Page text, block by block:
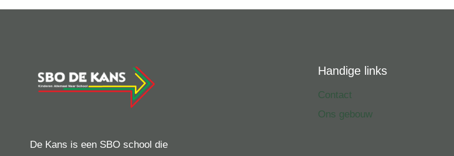
De Kans is een SBO school die
Handige links
Contact
Ons gebouw